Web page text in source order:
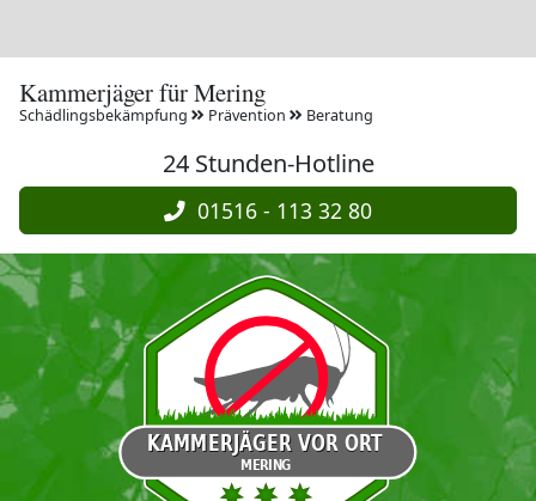
Kammerjäger für Mering
Schädlingsbekämpfung Prävention Beratung
24 Stunden-Hotline
01516 - 113 32 80